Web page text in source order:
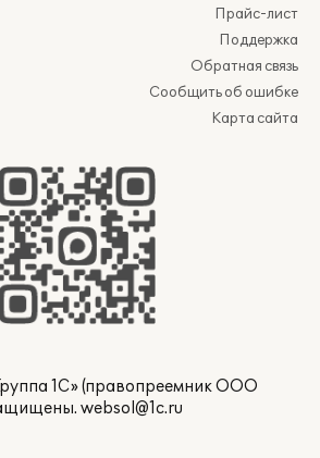
Прайс-лист
Поддержка
Обратная связь
Сообщить об ошибке
Карта сайта
1С» (правопреемник ООО
websol@1c.ru